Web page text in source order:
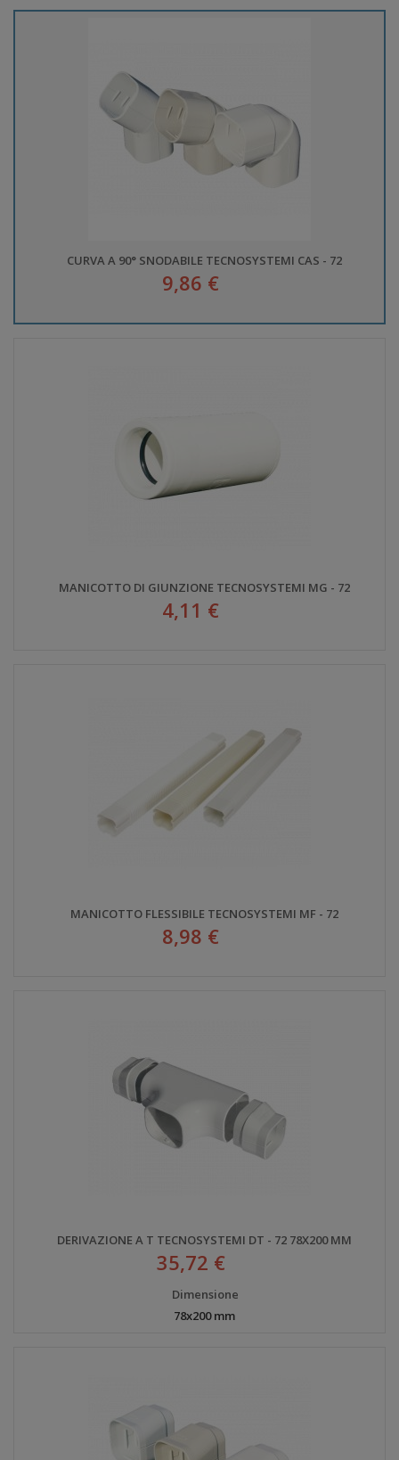
CURVA A 90° SNODABILE TECNOSYSTEMI CAS - 72
9,86 €
MANICOTTO DI GIUNZIONE TECNOSYSTEMI MG - 72
4,11 €
MANICOTTO FLESSIBILE TECNOSYSTEMI MF - 72
8,98 €
DERIVAZIONE A T TECNOSYSTEMI DT - 72 78X200 MM
35,72 €
Dimensione
78x200 mm